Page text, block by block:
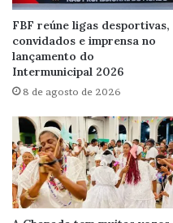
FBF reúne ligas desportivas,
convidados e imprensa no
lançamento do
Intermunicipal 2026
8 de agosto de 2026